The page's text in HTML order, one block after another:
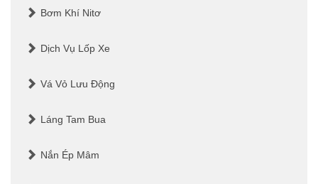
Bơm Khí Nitơ
Dịch Vụ Lốp Xe
Vá Vỏ Lưu Động
Láng Tam Bua
Nắn Ép Mâm